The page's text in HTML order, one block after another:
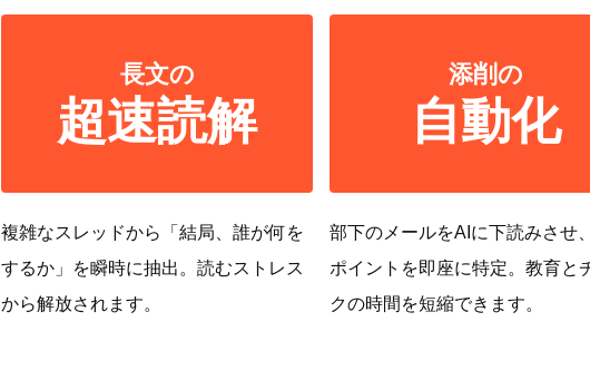
長文の
超速読解
複雑なスレッドから「結局、誰が何を
するか」を瞬時に抽出。読むストレス
から解放されます。
添削の
自動化
部下のメールをAIに下読みさせ
ポイントを即座に特定。教育と
クの時間を短縮できます。